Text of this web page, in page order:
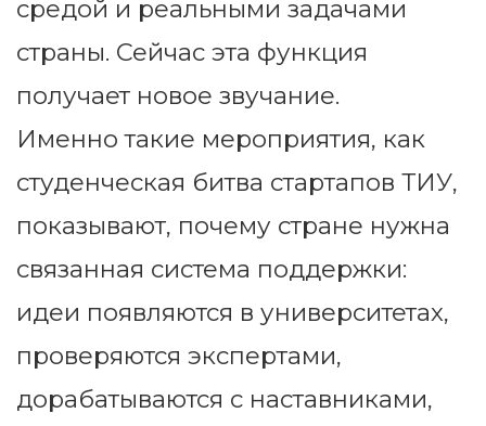
средой и реальными задачами
страны. Сейчас эта функция
получает новое звучание.
Именно такие мероприятия, как
студенческая битва стартапов ТИУ,
показывают, почему стране нужна
связанная система поддержки:
идеи появляются в университетах,
проверяются экспертами,
дорабатываются с наставниками,